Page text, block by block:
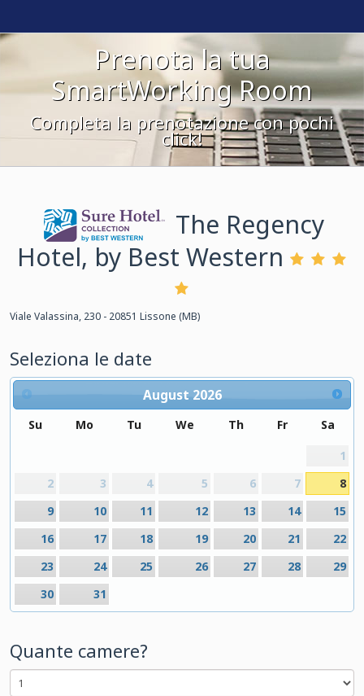
Prenota la tua
SmartWorking Room
Completa la prenotazione con pochi
click!
Sure Hotel
The Regency
Hotel, by Best Western
Viale Valassina, 230 - 20851 Lissone (MB)
Seleziona le date
August 2026
Su Mo Tu We Th Fr
Sa
1
2
3 4 5 6 7
8
9
10 11 12 13 14
15
16
17 18 19 20 21
22
23
24 25 26 27 28
29
30
31
Quante camere?